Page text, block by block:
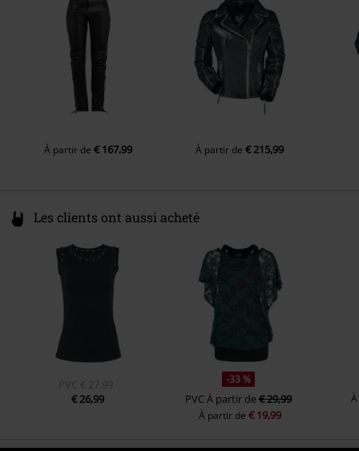
shop@mauritius.de
À partir de € 167,99 À partir de€ 215,99
Les clients ont aussi acheté
PVC € 27,99
€ 26,99
-33 %
PVCÀ partir de€ 29,99
À partir de€ 19,99